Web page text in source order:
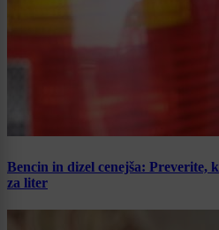
Bencin in dizel cenejša: Preverite,
za liter